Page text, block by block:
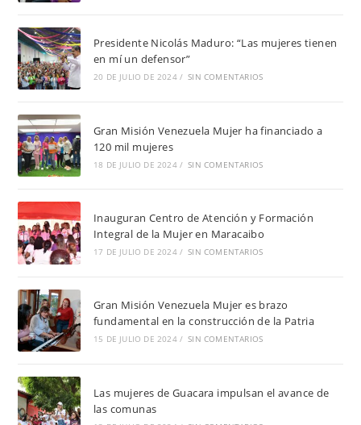
Presidente Nicolás Maduro: “Las mujeres tienen
en mí un defensor”
20 DE JULIO DE 2024 / SIN COMENTARIOS
Gran Misión Venezuela Mujer ha financiado a
120 mil mujeres
18 DE JULIO DE 2024 / SIN COMENTARIOS
Inauguran Centro de Atención y Formación
Integral de la Mujer en Maracaibo
17 DE JULIO DE 2024 / SIN COMENTARIOS
Gran Misión Venezuela Mujer es brazo
fundamental en la construcción de la Patria
15 DE JULIO DE 2024 / SIN COMENTARIOS
Las mujeres de Guacara impulsan el avance de
las comunas